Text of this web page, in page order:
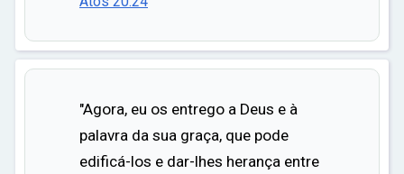
"Agora, eu os entrego a Deus e à
palavra da sua graça, que pode
edificá-los e dar-lhes herança entre